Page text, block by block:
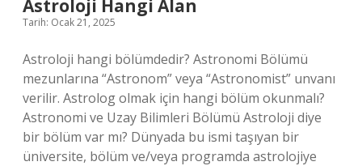
Astroloji Hangi Alan
Tarih: Ocak 21, 2025
Astroloji hangi bölümdedir? Astronomi Bölümü
mezunlarına “Astronom” veya “Astronomist” unvanı
verilir. Astrolog olmak için hangi bölüm okunmalı?
Astronomi ve Uzay Bilimleri Bölümü Astroloji diye
bir bölüm var mı? Dünyada bu ismi taşıyan bir
üniversite, bölüm ve/veya programda astrolojiye